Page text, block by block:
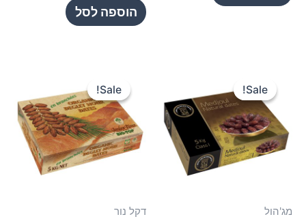
הוספה לסל
Sale!
Sale!
מג'הול
המקורי
היה:
₪200.00.
הוא:
₪190.00.
Sale!
Sale!
דקל נור
המקורי
היה:
₪126.32.
הוא:
₪120.00.